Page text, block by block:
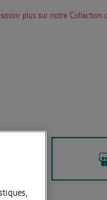
plus sur notre Collection